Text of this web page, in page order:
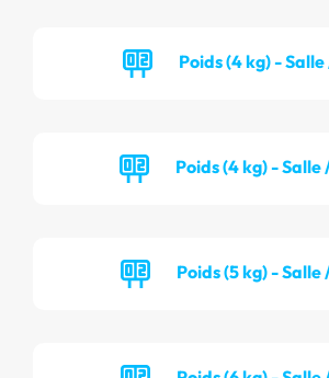
Poids (4 kg) - Salle
Poids (4 kg) - Salle
Poids (5 kg) - Salle